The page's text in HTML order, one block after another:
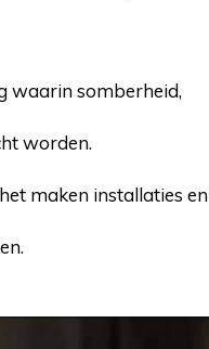
waarin somberheid,
worden.
maken installaties en